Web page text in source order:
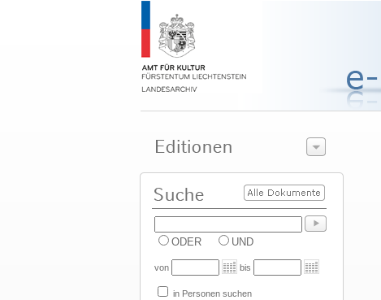
ODER UND
von bis
in Personen suchen